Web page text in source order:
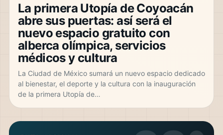
La primera Utopía de Coyoacán
abre sus puertas: así será el
nuevo espacio gratuito con
alberca olímpica, servicios
médicos y cultura
La Ciudad de México sumará un nuevo espacio dedicado
al bienestar, el deporte y la cultura con la inauguración
de la primera Utopía de…